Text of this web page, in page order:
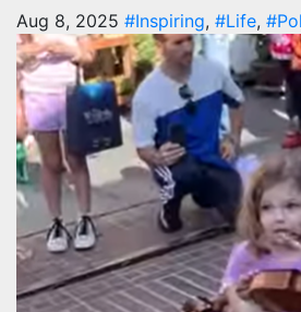
Aug 8, 2025 #Inspiring, #Life,